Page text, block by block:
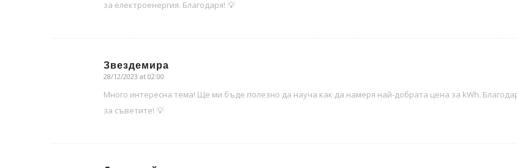
за електроенергия. Благодаря! 💡
Звездемира
says:
28/12/2023 at 02:00
Много интересна тема! Ще ми бъде полезно да науча как да намеря най-добрата цена за kWh.
за съветите! 💡